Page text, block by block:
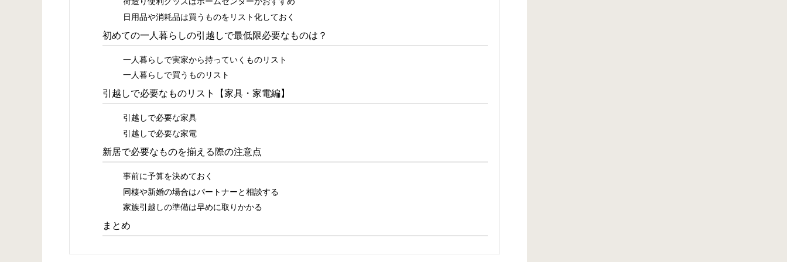
日用品や消耗品は買うものをリスト化しておく
初めての一人暮らしの引越しで最低限必要なものは？
一人暮らしで実家から持っていくものリスト
一人暮らしで買うものリスト
引越しで必要なものリスト【家具・家電編】
引越しで必要な家具
引越しで必要な家電
新居で必要なものを揃える際の注意点
事前に予算を決めておく
同棲や新婚の場合はパートナーと相談する
家族引越しの準備は早めに取りかかる
まとめ